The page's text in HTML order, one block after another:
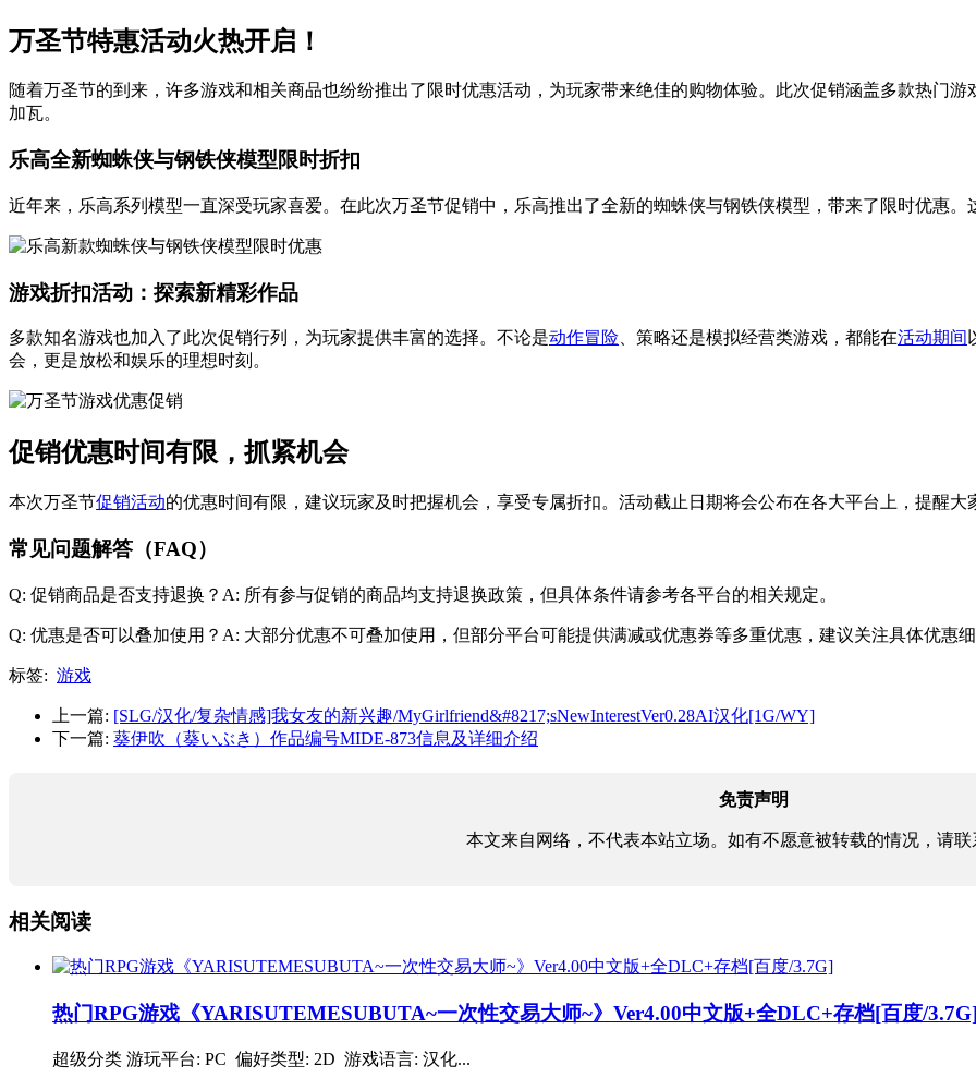
万圣节特惠活动火热开启！
随着万圣节的到来，许多游戏和相关商品也纷纷推出了限时优惠活动，为玩家带来绝佳的购物体验。此次促销涵盖多款热门
加瓦。
乐高全新蜘蛛侠与钢铁侠模型限时折扣
近年来，乐高系列模型一直深受玩家喜爱。在此次万圣节促销中，乐高推出了全新的蜘蛛侠与钢铁侠模型，带来了限时优惠。
游戏折扣活动：探索新精彩作品
多款知名游戏也加入了此次促销行列，为玩家提供丰富的选择。不论是动作冒险 、策略还是模拟经营类游戏，都能在活动期间
会，更是放松和娱乐的理想时刻。
促销优惠时间有限，抓紧机会
本次万圣节促销活动的优惠时间有限，建议玩家及时把握机会，享受专属折扣。活动截止日期将会公布在各大平台上，提醒大
常见问题解答（FAQ）
Q: 促销商品是否支持退换？A: 所有参与促销的商品均支持退换政策，但具体条件请参考各平台的相关规定。
Q: 优惠是否可以叠加使用？A: 大部分优惠不可叠加使用，但部分平台可能提供满减或优惠券等多重优惠，建议关注具体优惠细
标签: 游戏
上一篇: [SLG/汉化/复杂情感]我女友的新兴趣/MyGirlfriend&#8217;sNewInterestVer0.28AI汉化[1G/WY]
下一篇: 葵伊吹（葵いぶき）作品编号MIDE-873信息及详细介绍
免责声明
本文来自网络，不代表本站立场。如有不愿意被转载的情况，请联
相关阅读
热门RPG游戏《YARISUTEMESUBUTA~一次性交易大师~》Ver4.00中文版+全DLC+存档[百度/3.7G]
超级分类 游玩平台: PC 偏好类型: 2D 游戏语言: 汉化...